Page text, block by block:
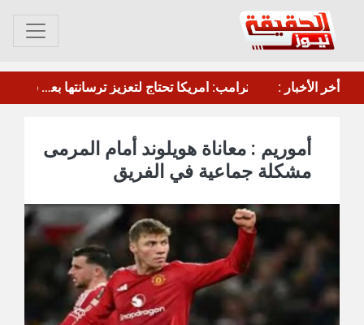
أخر الأخبار : القوات الأمريكية تسحب طائرات التزود بالوقود من مطار بن غوريون
أموريم : معاناة هويلوند أمام المرمى
مشكلة جماعية في الفريق